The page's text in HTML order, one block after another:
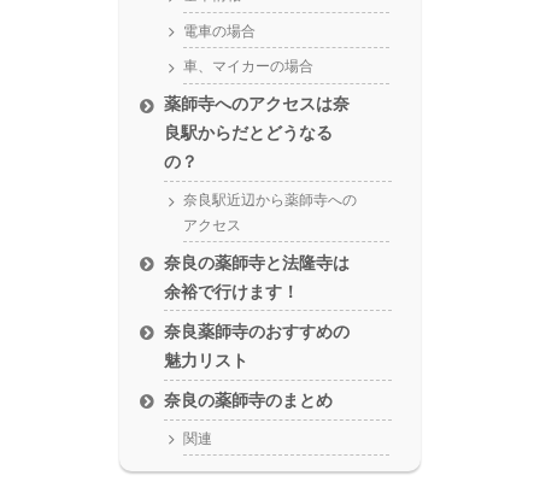
電車の場合
車、マイカーの場合
薬師寺へのアクセスは奈
良駅からだとどうなる
の？
奈良駅近辺から薬師寺への
アクセス
奈良の薬師寺と法隆寺は
余裕で行けます！
奈良薬師寺のおすすめの
魅力リスト
奈良の薬師寺のまとめ
関連